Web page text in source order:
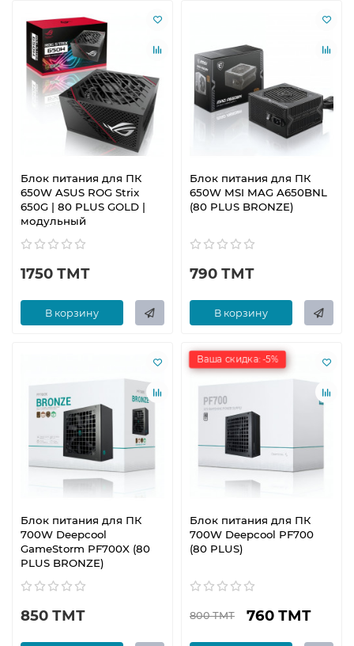
Блок питания для ПК
650W ASUS ROG Strix
650G | 80 PLUS GOLD |
модульный
1750 ТМТ
В корзину
Блок питания для ПК
650W MSI MAG A650BNL
(80 PLUS BRONZE)
790 ТМТ
В корзину
Блок питания для ПК
700W Deepcool
GameStorm PF700X (80
PLUS BRONZE)
850 ТМТ
Ваша скидка: -5%
Блок питания для ПК
700W Deepcool PF700
(80 PLUS)
800 ТМТ 760 ТМТ